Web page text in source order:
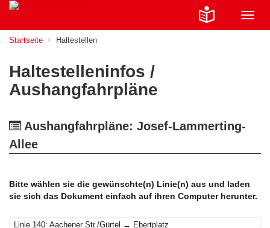
ein-/
Startseite Haltestellen
Haltestelleninfos /
Aushangfahrpläne
Aushangfahrpläne: Josef-Lammerting-
Allee
Bitte wählen sie die gewünschte(n) Linie(n) aus und laden
sie sich das Dokument einfach auf ihren Computer herunter.